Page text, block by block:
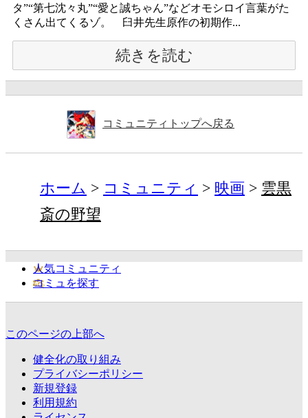
タ”“第七沈々丸”“愛と誠ちゃん”などオモシロイ言葉がた
くさん出てくるゾ。 臼井先生原作の初期作...
続きを読む
コミュニティトップへ戻る
ホーム コミュニティ 映画
雲黒
斎の野望
人気コミュニティ
コミュを探す
このページの上部へ
健全化の取り組み
プライバシーポリシー
新規登録
利用規約